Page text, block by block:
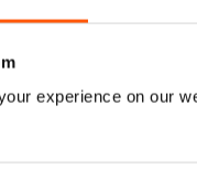
experience on our